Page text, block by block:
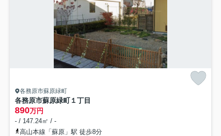
各務原市蘇原緑町
各務原市蘇原緑町１丁目
890万円
- / 147.24㎡ / -
高山本線「蘇原」駅 徒歩8分